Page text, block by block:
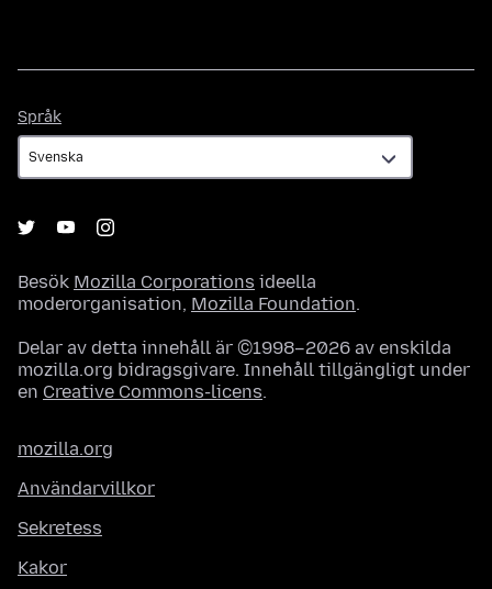
Språk
Besök Mozilla Corporations ideella
moderorganisation, Mozilla Foundation.
Delar av detta innehåll är ©1998–2026 av enskilda
mozilla.org bidragsgivare. Innehåll tillgängligt under
en Creative Commons-licens.
mozilla.org
Användarvillkor
Sekretess
Kakor